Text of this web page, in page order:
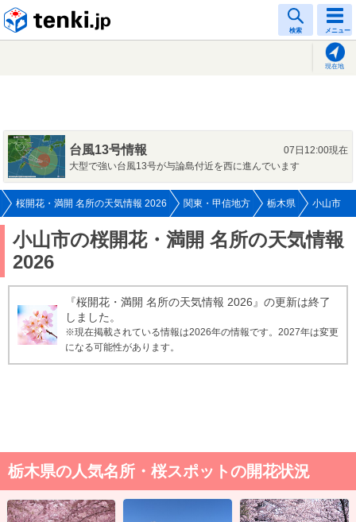
検索 メニュー
現在地
台風13号情報
07日12:00現在
大型で強い台風13号が与論島付近を西に進んでいます
桜開花・満開 名所の天気情報 2026 関東・甲信地方 栃木県 小山市
小山市の桜開花・満開 名所の天気情報
2026
『桜開花・満開 名所の天気情報 2026』の更新は終了
しました。
※現在掲載されている情報は2026年の情報です。2027年は変更
になる可能性があります。
栃木県の人気名所・桜スポットの開花状況